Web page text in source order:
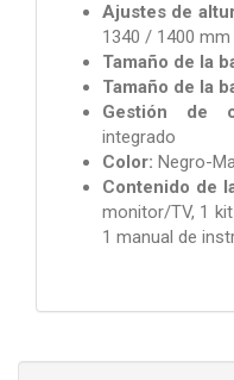
Ajustes de
1340 / 1400 mm
Tamaño de la
Tamaño de la
Gestión de
integrado
Color: Negro-
Contenido de
monitor/TV, 1
1 manual de